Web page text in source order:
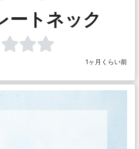
ートネック
1ヶ月くらい前